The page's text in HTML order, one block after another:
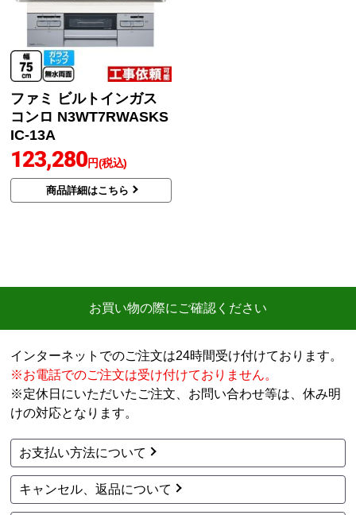
ファミ ビルトインガス
コンロ N3WT7RWASKS
IC-13A
123,280円(税込)
商品詳細はこちら
お買い物の際にご確認ください
インターネットでのご注文は24時間受け付けております。
※お電話でのご注文は受け付けておりません。
※定休日にいただいたご注文、お問い合わせ等は、休み明
けの対応となります。
お支払い方法について
キャンセル、返品について